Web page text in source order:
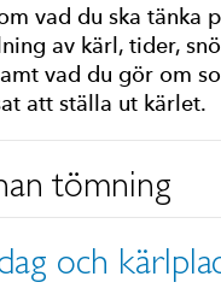
vad du ska tänka
av kärl, tider,
vad du gör om
att ställa ut kärlet.
tömning
och